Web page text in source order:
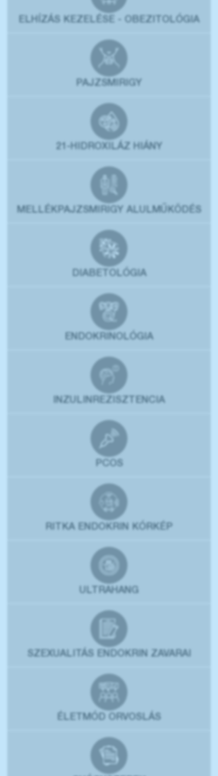
ELHÍZÁS KEZELÉSE - OBEZITOLÓGIA
PAJZSMIRIGY
21-HIDROXILÁZ HIÁNY
MELLÉKPAJZSMIRIGY ALULMŰKÖDÉS
DIABETOLÓGIA
ENDOKRINOLÓGIA
INZULINREZISZTENCIA
PCOS
RITKA ENDOKRIN KÓRKÉP
ULTRAHANG
SZEXUALITÁS ENDOKRIN ZAVARAI
ÉLETMÓD ORVOSLÁS